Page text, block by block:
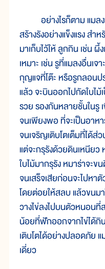
อย่างไรก็ตาม แมลง
สร้างรังอย่างแข็งแรง ส
มาเก็บไว้ให้ ลูกกิน เช่น
เหมาะ เช่น รูที่แมลงอื่นเจ
กุญแจที่โต๊ะ หรือรูกลอนป
แล้ว จะบินออกไปกัดใบไ
รวย รองกันหลายชั้นในรู
จนเพียงพอ ที่จะเป็นอา
จนเจริญเติบโตเต็มที่ได้
แต่จะกรุรังด้วยดินเหนีย
ใบไม้มากรุรัง หมาร่าจะข
จนเสร็จเสียก่อนจะไปห
โดยต่อยให้สลบ แล้วขนม
วางไข่ลงไปบนตัวหนอน
น้อยที่ฟักออกจากไข่ได้กิ
เติบโตได้อย่างปลอดภัย
เดี่ยว